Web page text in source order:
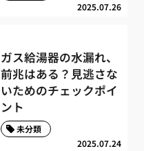
2025.07.26
ガス給湯器の水漏れ、
前兆はある？見逃さな
いためのチェックポイ
ント
2025.07.24
未分類